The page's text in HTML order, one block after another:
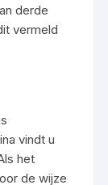
derde
vermeld
vindt u
het
de wijze